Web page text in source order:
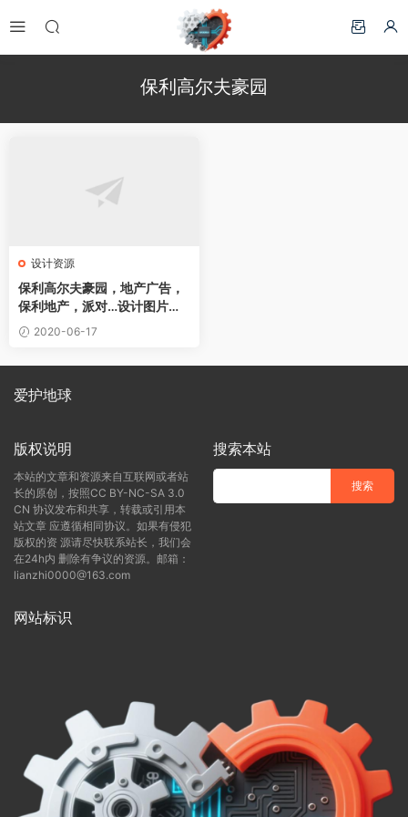
保利高尔夫豪园
设计资源
保利高尔夫豪园，地产广告，
保利地产，派对…设计图片素
材下载
2020-06-17
爱护地球
版权说明
本站的文章和资源来自互联网或者站
长的原创，按照CC BY-NC-SA 3.0
CN 协议发布和共享，转载或引用本
站文章 应遵循相同协议。如果有侵犯
版权的资 源请尽快联系站长，我们会
在24h内 删除有争议的资源。邮箱：
lianzhi0000@163.com
搜索本站
网站标识